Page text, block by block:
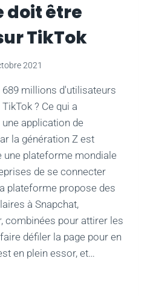
doit être
TikTok
2021
689 millions d'utilisateurs
? Ce qui a
application de
la génération Z est
une plateforme mondiale
de se connecter
plateforme propose des
à Snapchat,
combinées pour attirer les
défiler la page pour en
en plein essor, et…